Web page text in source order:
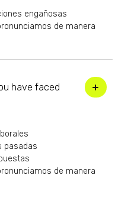
engañosas
de manera
have faced
pasadas
de manera